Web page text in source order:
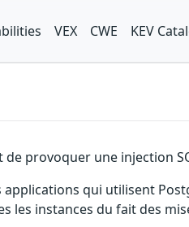
VEX CWE KEV
provoquer une injection
qui utilisent
instances du fait des